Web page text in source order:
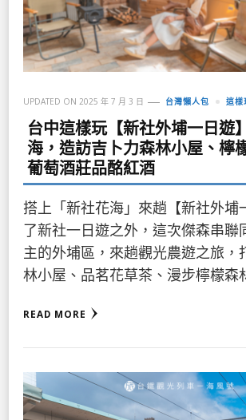
UPDATED ON 2025 年 7 月 3 日 台灣懶人包 這樣
台中這樣玩【新社外埔一日遊
海，造訪吉卜力森林小屋、檸
葡萄酒莊品酩紅酒
搭上「新社花海」來趟【新社外埔
了新社一日遊之外，這次傑森串聯
主的外埔區，來趟觀光農遊之旅，
林小屋、品茗花草茶、漫步檸檬
READ MORE